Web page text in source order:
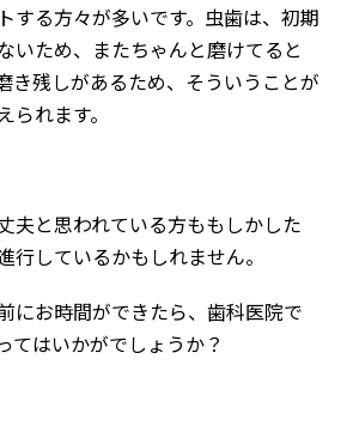
する方々が多いです。虫歯は、初期
いため、またちゃんと磨けてると
き残しがあるため、そういうことが
れます。
夫と思われている方ももしかした
行しているかもしれません。
にお時間ができたら、歯科医院で
てはいかがでしょうか？